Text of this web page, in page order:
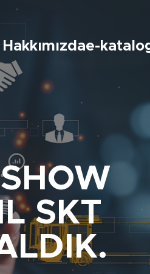
Hakkımızdae-
SKT